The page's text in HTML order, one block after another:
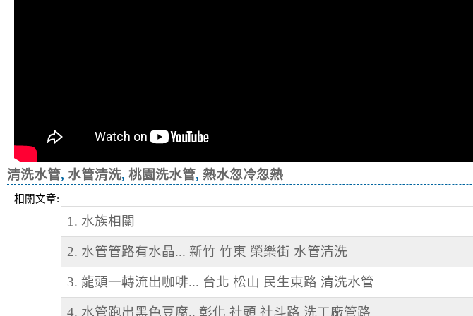
清洗水管, 水管清洗, 桃園洗水管, 熱水忽冷忽熱
相關文章:
1. 水族相關
2. 水管管路有水晶... 新竹 竹東 榮樂街 水管清洗
3. 龍頭一轉流出咖啡... 台北 松山 民生東路 清洗水管
4. 水管跑出黑色豆腐.. 彰化 社頭 社斗路 洗工廠管路